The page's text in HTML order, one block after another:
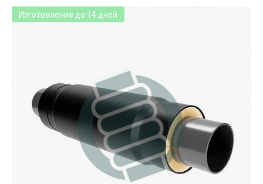
Изготовление до 14 дней